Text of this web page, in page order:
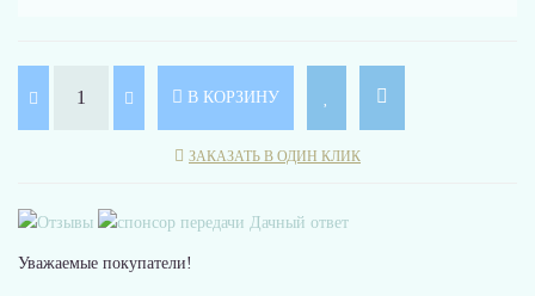
В КОРЗИНУ
ЗАКАЗАТЬ В ОДИН КЛИК
Уважаемые покупатели!